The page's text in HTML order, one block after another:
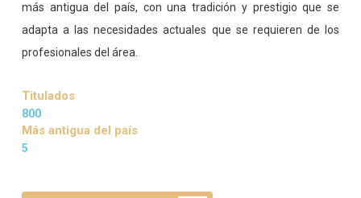
más antigua del país, con una tradición y prestigio que se
adapta a las necesidades actuales que se requieren de los
profesionales del área.
Titulados
800
Más antigua del país
5